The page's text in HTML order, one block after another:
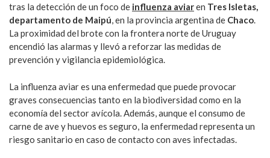
tras la detección de un foco de influenza aviaren Tres Isletas,
departamento de Maipú, en la provincia argentina de Chaco.
La proximidad del brote con la frontera norte de Uruguay
encendió las alarmas y llevó a reforzar las medidas de
prevención y vigilancia epidemiológica.
La influenza aviar es una enfermedad que puede provocar
graves consecuencias tanto en la biodiversidad como en la
economía del sector avícola. Además, aunque el consumo de
carne de ave y huevos es seguro, la enfermedad representa un
riesgo sanitario en caso de contacto con aves infectadas.